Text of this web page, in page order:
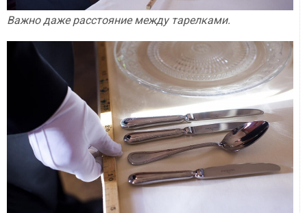
Важно даже расстояние между тарелками.